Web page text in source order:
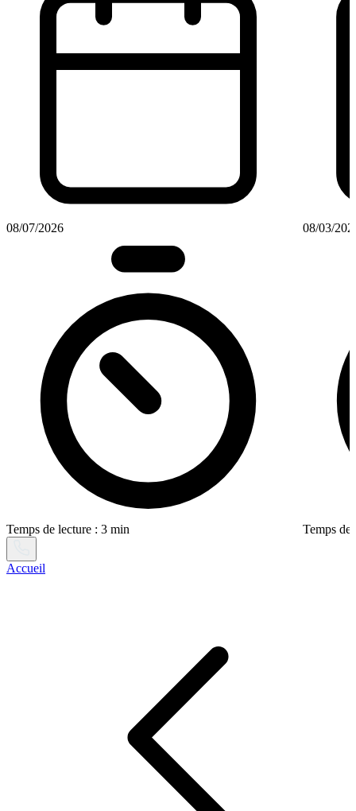
08/07/2026
Temps de lecture : 3 min
08/03/
Temps de
Accueil